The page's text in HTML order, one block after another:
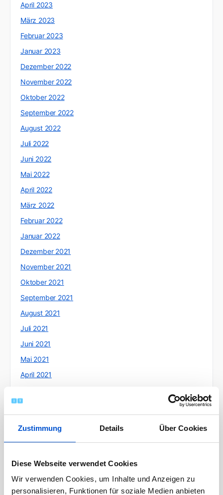
Zustimmung Details Über Cookies
Diese Webseite verwendet Cookies
Wir verwenden Cookies, um Inhalte und Anzeigen zu
personalisieren, Funktionen für soziale Medien anbieten
April 2023
März 2023
Februar 2023
Januar 2023
Dezember 2022
November 2022
Oktober 2022
September 2022
August 2022
Juli 2022
Juni 2022
Mai 2022
April 2022
März 2022
Februar 2022
Januar 2022
Dezember 2021
November 2021
Oktober 2021
September 2021
August 2021
Juli 2021
Juni 2021
Mai 2021
April 2021
Februar 2021
Oktober 2020
September 2020